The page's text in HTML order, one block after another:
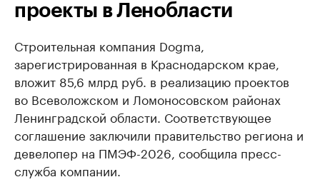
проекты в Ленобласти
Строительная компания Dogma,
зарегистрированная в Краснодарском крае,
вложит 85,6 млрд руб. в реализацию проектов
во Всеволожском и Ломоносовском районах
Ленинградской области. Соответствующее
соглашение заключили правительство региона и
девелопер на ПМЭФ-2026, сообщила пресс-
служба компании.